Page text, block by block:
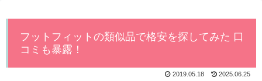
フットフィットの類似品で格安を探してみた 口
コミも暴露！
2019.05.18 2025.06.25